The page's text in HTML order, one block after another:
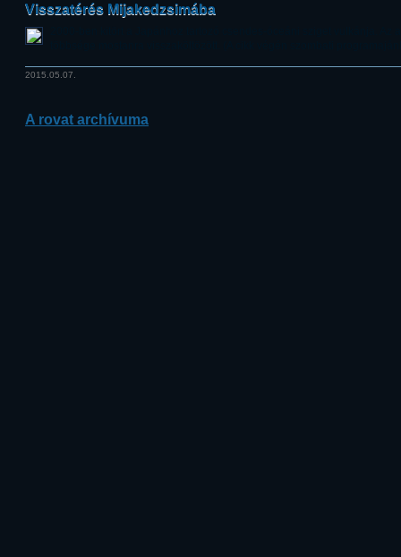
Visszatérés Mijakedzsimába
2015.05.07.
A rovat archívuma